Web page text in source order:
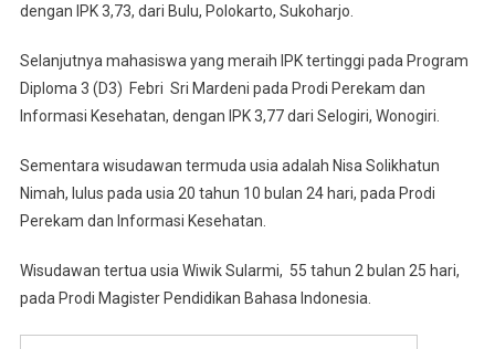
dengan IPK 3,73, dari Bulu, Polokarto, Sukoharjo.
Selanjutnya mahasiswa yang meraih IPK tertinggi pada Program
Diploma 3 (D3) Febri Sri Mardeni pada Prodi Perekam dan
Informasi Kesehatan, dengan IPK 3,77 dari Selogiri, Wonogiri.
Sementara wisudawan termuda usia adalah Nisa Solikhatun
Nimah, lulus pada usia 20 tahun 10 bulan 24 hari, pada Prodi
Perekam dan Informasi Kesehatan.
Wisudawan tertua usia Wiwik Sularmi, 55 tahun 2 bulan 25 hari,
pada Prodi Magister Pendidikan Bahasa Indonesia.